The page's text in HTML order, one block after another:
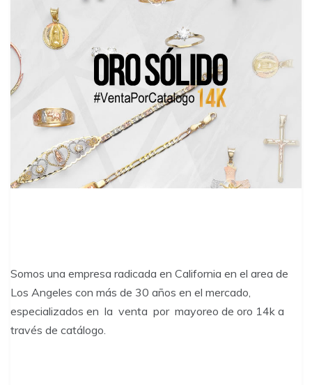
Somos una empresa radicada en California en el area de
Los Angeles con más de 30 años en el mercado,
especializados en la venta por mayoreo de oro 14k a
través de catálogo.